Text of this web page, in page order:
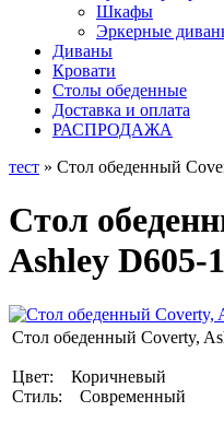
Шкафы
Эркерные
Диваны
Кровати
Столы обеденные
Доставка и оплата
РАСПРОДАЖА
тест » Cтол обеденный
Cтол
Ashley D605-
Cтол обеденный Coverty,
Цвет: Коричневый
Стиль: Современный